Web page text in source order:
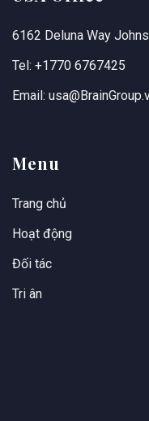
6162 Deluna Way
Tel: +1770 6767425
Email:
Menu
Trang chủ
Hoạt động
Đối tác
Tri ân